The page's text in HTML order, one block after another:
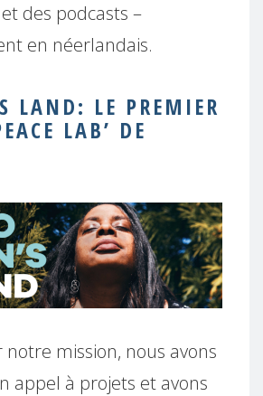
des podcasts –
en néerlandais.
LAND: LE PREMIER
LAB’ DE
mission, nous avons
appel à projets et avons